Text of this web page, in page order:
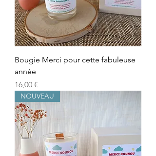
Bougie Merci pour cette fabuleuse
année
Precio
16,00 €
NOUVEAU